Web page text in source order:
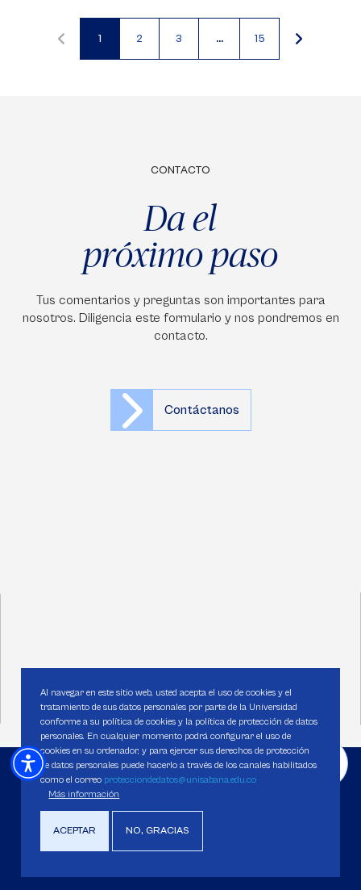
Página
1
Página
2
Página
3 … 15
CONTACTO
Da el
próximo paso
Tus comentarios y preguntas son importantes para
nosotros. Diligencia este formulario y nos pondremos en
contacto.
Contáctanos
Universidad de La Sabana
Al navegar en este sitio web, usted acepta el uso de cookies y el
tratamiento de sus datos personales por parte de la Universidad
conforme a su política de cookies y la política de protección de datos
personales. En cualquier momento podrá configurar el uso de
cookies en su ordenador, y para ejercer sus derechos de protección
de datos personales puede hacerlo a través de los canales habilitados
como el correo protecciondedatos@unisabana.edu.co
Más información
ACEPTAR NO, GRACIAS